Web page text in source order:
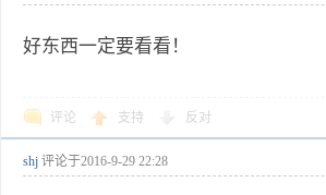
好东西一定要看看！
评论 支持 反对
shj 评论于2016-9-29 22:28